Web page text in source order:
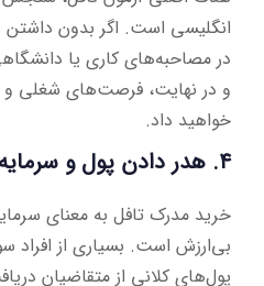
انگلیسی است. اگر بدون
در مصاحبه‌های کاری یا
و در نهایت، فرصت‌های شغلی
خواهید داد.
۴. هدر دادن پول و سرمایه
خرید مدرک تافل به معنای
بی‌ارزش است. بسیاری از افراد
پول‌های کلانی از متقاضیان